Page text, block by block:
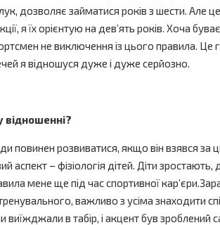
дозволяє займатися років з шести. Але
їх орієнтую на дев’ять років. Хоча буває,
не виключення із цього правила. Це
я відношуся дуже і дуже серйозно.
відношенні?
повинен розвиватися, якщо він взявся за
– фізіологія дітей. Діти зростають,
мене ще під час спортивної
важливо з усіма знаходити
в табір, і акцент був зроблений